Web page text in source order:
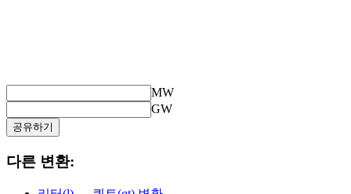
MW
GW
공유하기
다른 변환: